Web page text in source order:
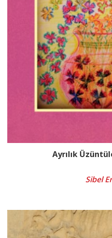
Ayrılık
Sibel